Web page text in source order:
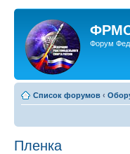
Форум
Список форумов ‹
Пленка